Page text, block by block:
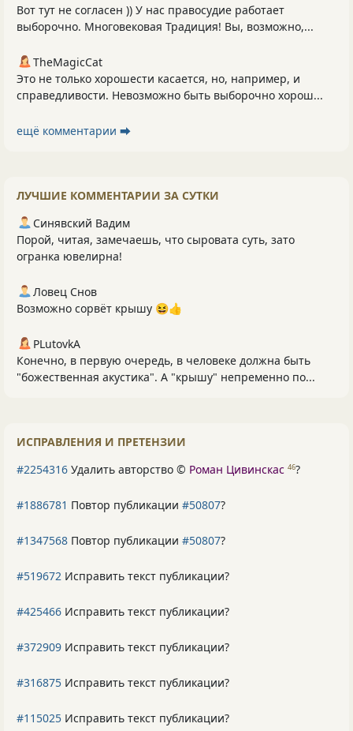
Вот тут не согласен )) У нас правосудие работает
выборочно. Многовековая Традиция! Вы, возможно,...
TheMagicCat
Это не только хорошести касается, но, например, и
справедливости. Невозможно быть выборочно хорош...
ещё комментарии ⮕
ЛУЧШИЕ КОММЕНТАРИИ ЗА СУТКИ
Синявский Вадим
Порой, читая, замечаешь, что сыровата суть, зато
огранка ювелирна!
Ловец Снов
Возможно сорвёт крышу 😆👍
PLutоvkА
Конечно, в первую очередь, в человеке должна быть
"божественная акустика". А "крышу" непременно по...
ИСПРАВЛЕНИЯ И ПРЕТЕНЗИИ
#2254316 Удалить авторство © Роман Цивинскас 46?
#1886781 Повтор публикации #50807?
#1347568 Повтор публикации #50807?
#519672 Исправить текст публикации?
#425466 Исправить текст публикации?
#372909 Исправить текст публикации?
#316875 Исправить текст публикации?
#115025 Исправить текст публикации?